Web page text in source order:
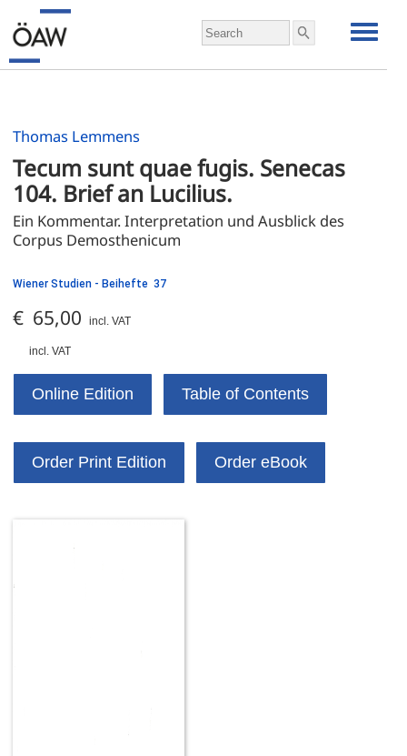
Thomas Lemmens
Tecum sunt quae fugis. Senecas
104. Brief an Lucilius.
Ein Kommentar. Interpretation und Ausblick des
Corpus Demosthenicum
Wiener Studien - Beihefte 37
€ 65,00 incl. VAT
incl. VAT
Online Edition Table of Contents
Order Print Edition Order eBook